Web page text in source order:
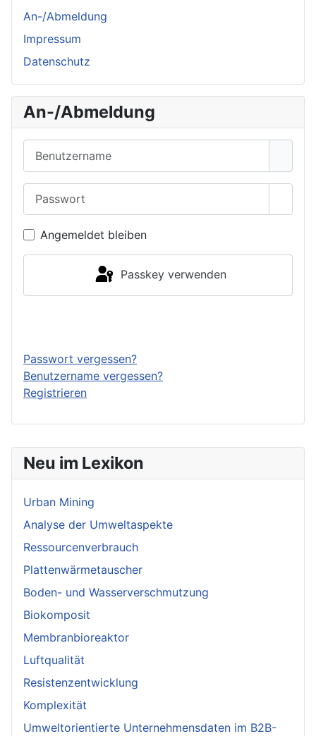
Neu im Lexikon
Urban Mining
Analyse der Umweltaspekte
Ressourcenverbrauch
Plattenwärmetauscher
Boden- und Wasserverschmutzung
Biokomposit
Membranbioreaktor
Luftqualität
Resistenzentwicklung
Komplexität
Umweltorientierte Unternehmensdaten im B2B-
An-/Abmeldung
Impressum
Datenschutz
An-/Abmeldung
Angemeldet bleiben
Passkey verwenden
Passwort vergessen?
Benutzername vergessen?
Registrieren